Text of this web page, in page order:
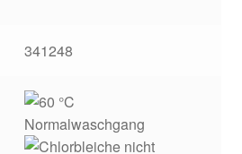
341248